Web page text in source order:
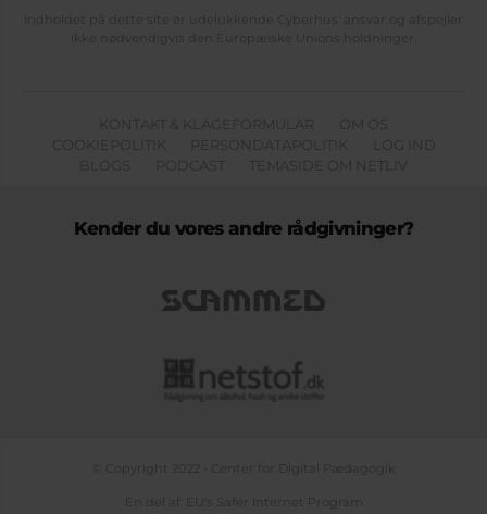
Indholdet på dette site er udelukkende Cyberhus' ansvar og afspejler
ikke nødvendigvis den Europæiske Unions holdninger.
KONTAKT & KLAGEFORMULAR
OM OS
COOKIEPOLITIK
PERSONDATAPOLITIK
LOG IND
BLOGS
PODCAST TEMASIDE OM NETLIV
Kender du vores andre rådgivninger?
© Copyright 2022 - Center for Digital Pædagogik
En del af: EU's Safer Internet Program